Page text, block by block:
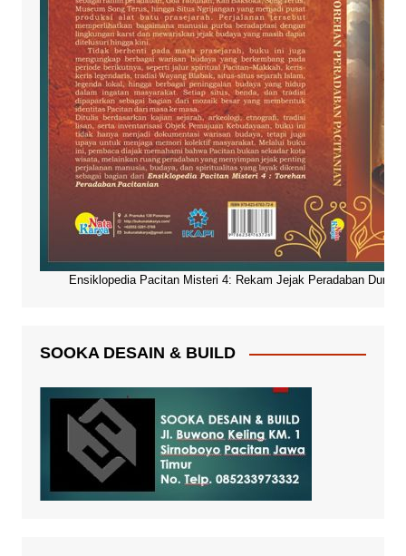
Ensiklopedia Pacitan Misteri 4: Rekam Jejak Peradaban Dunia
SOOKA DESAIN & BUILD